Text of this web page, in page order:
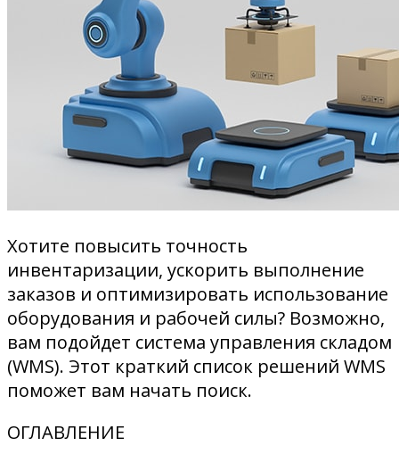
Хотите повысить точность
инвентаризации, ускорить выполнение
заказов и оптимизировать использование
оборудования и рабочей силы? Возможно,
вам подойдет система управления складом
(WMS). Этот краткий список решений WMS
поможет вам начать поиск.
ОГЛАВЛЕНИЕ